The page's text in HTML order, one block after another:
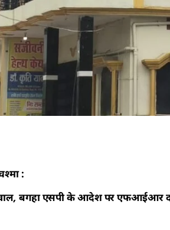
:
बगहा एसपी के आदेश पर एफआईआर